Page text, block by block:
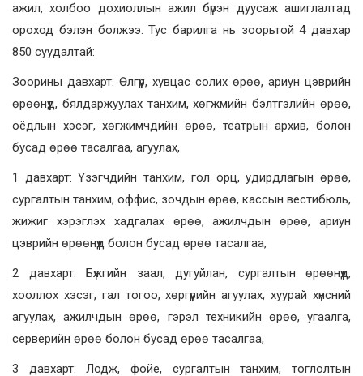
ажил, холбоо дохиоллын ажил бүрэн дуусаж ашиглалтад
ороход бэлэн болжээ. Тус барилга нь зоорьтой 4 давхар
850 суудалтай:
Зоорины давхарт: Өлгүүр, хувцас солих өрөө, ариун цэврийн
өрөөнүүд, бялдаржуулах танхим, хөгжмийн бэлтгэлийн өрөө,
оёдлын хэсэг, хөгжимчдийн өрөө, театрын архив, болон
бусад өрөө тасалгаа, агуулах,
1 давхарт: Үзэгчдийн танхим, гол орц, удирдлагын өрөө,
сургалтын танхим, оффис, зочдын өрөө, кассын вестибюль,
жижиг хэрэглэх хадгалах өрөө, ажилчдын өрөө, ариун
цэврийн өрөөнүүд болон бусад өрөө тасалгаа,
2 давхарт: Бүжгийн заал, дугуйлан, сургалтын өрөөнүүд,
хооллох хэсэг, гал тогоо, хөргүүрийн агуулах, хуурай хүнсний
агуулах, ажилчдын өрөө, гэрэл техникийн өрөө, угаалга,
серверийн өрөө болон бусад өрөө тасалгаа,
3 давхарт: Лодж, фойе, сургалтын танхим, тоглолтын